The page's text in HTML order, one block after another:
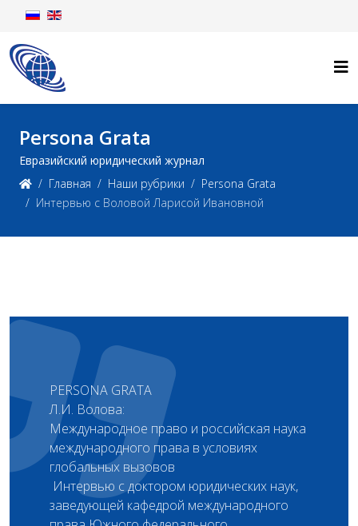
Persona Grata
Евразийский юридический журнал
Главная
Наши рубрики
Persona Grata
Интервью с Воловой Ларисой Ивановной
PERSONA GRATA
Л. И. Волова:
Международное право и российская наука
международного права в условиях
глобальных вызовов
Интервью с доктором юридических наук,
заведующей кафедрой международного